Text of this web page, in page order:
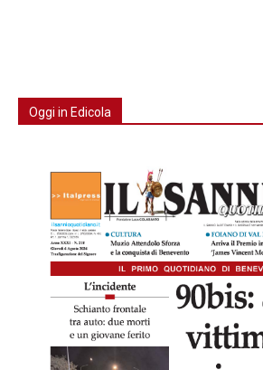
Oggi in Edicola